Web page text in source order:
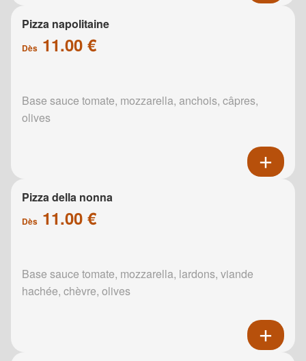
Pizza napolitaine
Dès 11.00 €
Base sauce tomate, mozzarella, anchois, câpres,
olives
Pizza della nonna
Dès 11.00 €
Base sauce tomate, mozzarella, lardons, viande
hachée, chèvre, olives